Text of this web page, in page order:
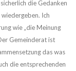
die Gedanken
Ich
wie „die Meinung
Gemeinderat ist
das was
die entsprechenden